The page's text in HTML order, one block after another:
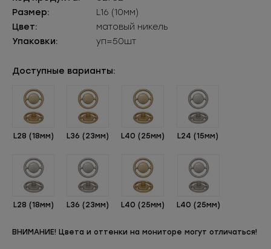
Размер:
L16 (10мм)
Цвет:
матовый никель
Упаковки:
уп=50шт
Доступные варианты:
L28 (18мм) L36 (23мм) L40 (25мм) L24 (15мм)
L28 (18мм) L36 (23мм) L40 (25мм) L40 (25мм)
ВНИМАНИЕ! Цвета и оттенки на мониторе могут отличаться!